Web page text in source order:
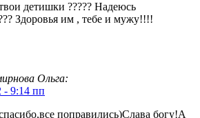
детишки ????? Надеюсь
Здоровья им , тебе и мужу!!!!
Ольга:
- 9:14 пп
поправились)Слава богу!А